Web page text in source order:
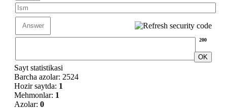
200
Sayt statistikasi
Barcha azolar: 2524
Hozir saytda: 1
Mehmonlar: 1
Azolar: 0